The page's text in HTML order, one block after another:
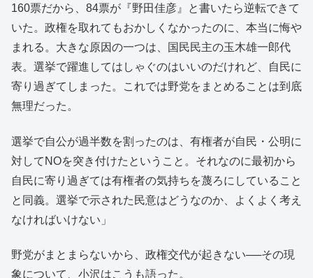
160票だから、84票が『野田佳彦』と書いたら逆転できて
いた。政権を取れてもおかしくなかったのに、本当に悔や
まれる。大きな原因の一つは、国民民主の玉木雄一郎代
表。選挙で躍進してはしゃぐのはいいのだけれど、自民に
寄り過ぎてしまった。これでは野党をまとめることは到底
無理だった。
選挙で自公が過半数を割ったのは、有権者が自民・公明に
対してNOを突き付けたということ。それなのに最初から
自民に寄り過ぎては有権者の気持ちを蔑ろにしていること
と同義。選挙で示された民意はどうなのか、よくよく考え
なければいけない」
野党がまとまらないから、政権交代が起きない──その現
象について、小沢はこうも語った。